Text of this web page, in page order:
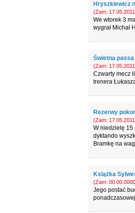
Hryszkiewicz
(Zam:
We wtorek 3
wygrał Michał
Świetna
(Zam:
Czwarty mecz
trenera
Rezerwy
(Zam:
W niedzielę 15
dyktando
Bramkę na
Książka
(Zam:
Jego postać